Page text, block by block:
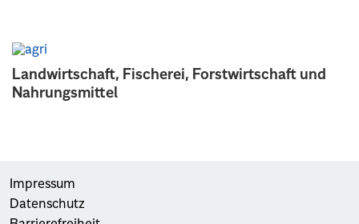
Landwirtschaft, Fischerei, Forstwirtschaft und
Nahrungsmittel
Impressum
Datenschutz